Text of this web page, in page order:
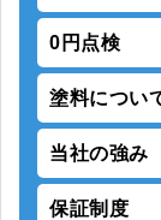
0円点検
塗料につい
当社の強み
保証制度